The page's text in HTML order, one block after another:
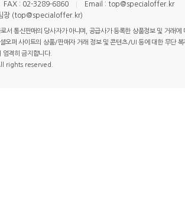
FAX : 02-3289-6860
Email : top@specialoffer.kr
장 (top@specialoffer.kr)
서 통신판매의 당사자가 아니며, 공급사가 등록한 상품정보 및 거래
오퍼 사이트의 상품/판매자 거래 정보 및 콘텐츠/UI 등에 대한 무단
엄격히 금지합니다.
rights reserved.